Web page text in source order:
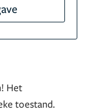
Het
toestand.